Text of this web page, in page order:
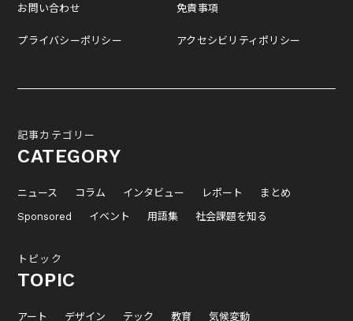
お問い合わせ
プライバシーポリシー
免責事項
アクセシビリティポリシー
記事カテゴリー
CATEGORY
ニュース コラム インタビュー レポート
まとめ
Sponsored
イベント 用語集 社会課題を知る
トピック
TOPIC
アート デザイン テック 教育 気候変動